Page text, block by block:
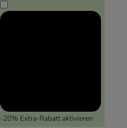
-20% Extra-Rabatt aktivieren